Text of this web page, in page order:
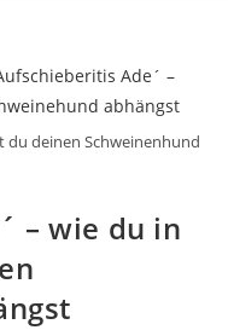
du deinen Schweinenhund
– wie du in